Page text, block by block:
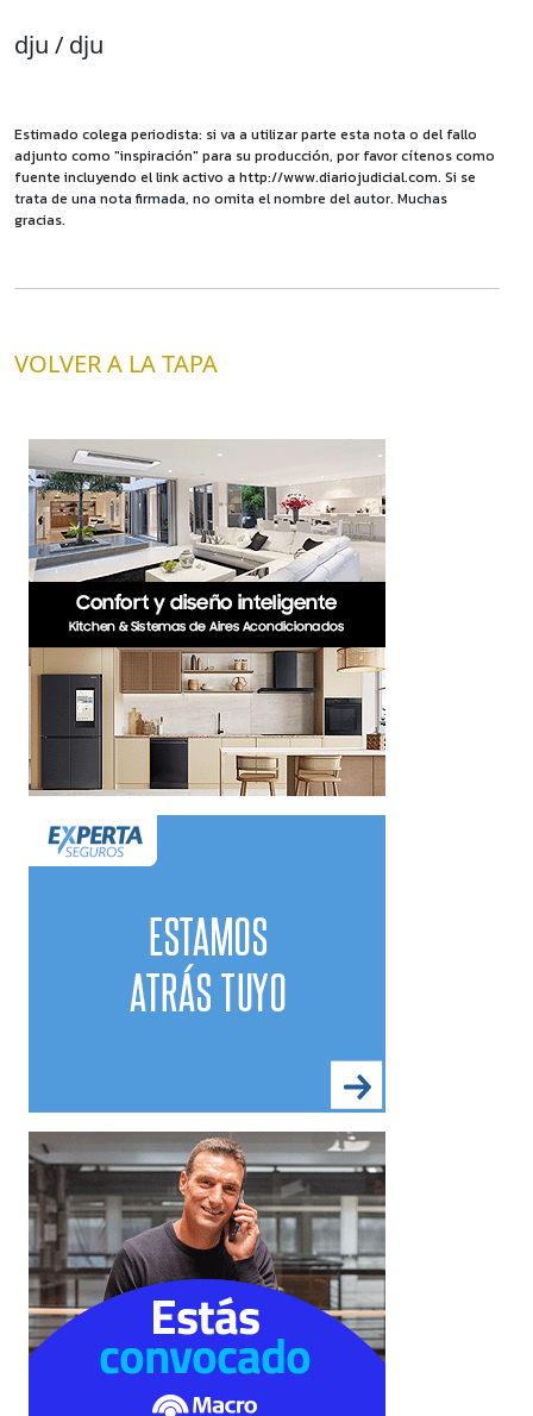
dju / dju
Estimado colega periodista: si va a utilizar parte esta nota o del fallo
adjunto como "inspiración" para su producción, por favor cítenos como
fuente incluyendo el link activo a http://www.diariojudicial.com. Si se
trata de una nota firmada, no omita el nombre del autor. Muchas
gracias.
VOLVER A LA TAPA